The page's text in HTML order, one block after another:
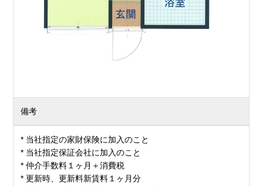
備考
* 当社指定の家財保険に加入のこと
* 当社指定保証会社に加入のこと
* 仲介手数料１ヶ月＋消費税
* 更新時、更新料新賃料１ヶ月分